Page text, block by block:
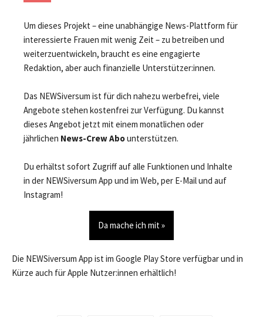
Um dieses Projekt – eine unabhängige News-Plattform für
interessierte Frauen mit wenig Zeit – zu betreiben und
weiterzuentwickeln, braucht es eine engagierte
Redaktion, aber auch finanzielle Unterstützer:innen.
Das NEWSiversum ist für dich nahezu werbefrei, viele
Angebote stehen kostenfrei zur Verfügung. Du kannst
dieses Angebot jetzt mit einem monatlichen oder
jährlichen News-Crew Abounterstützen.
Du erhältst sofort Zugriff auf alle Funktionen und Inhalte
in der NEWSiversum App und im Web, per E-Mail und auf
Instagram!
Da mache ich mit »
Die NEWSiversum App ist im Google Play Store verfügbar und in
Kürze auch für Apple Nutzer:innen erhältlich!